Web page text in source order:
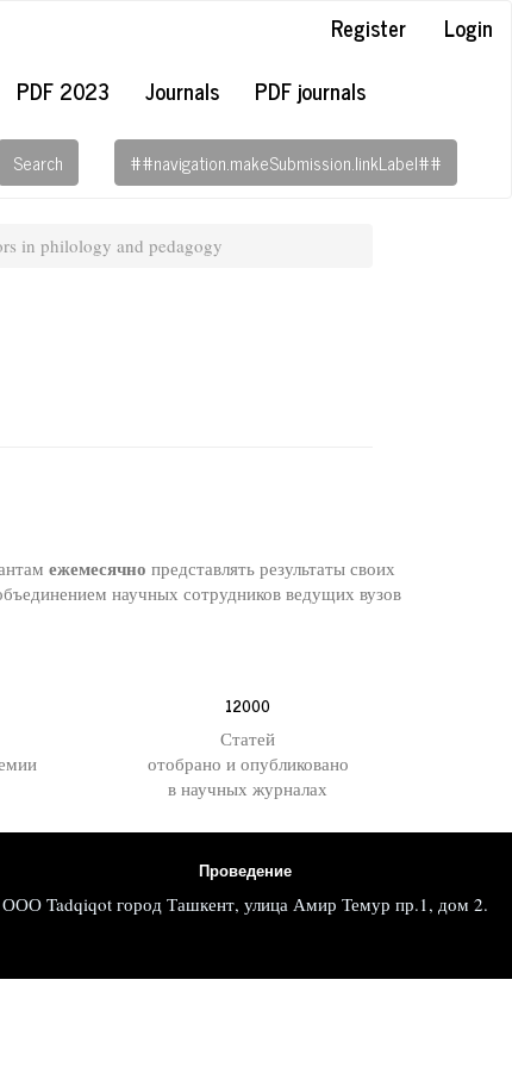
Register
Login
PDF 2023 Journals PDF journals
Search ##navigation.makeSubmission.linkLabel##
in philology and pedagogy
ежемесячно представлять результаты своих
научных сотрудников ведущих вузов
12000
Статей
отобрано и опубликовано
в научных журналах
Проведение
ООО Tadqiqot город Ташкент, улица Амир Темур пр.1, дом 2.